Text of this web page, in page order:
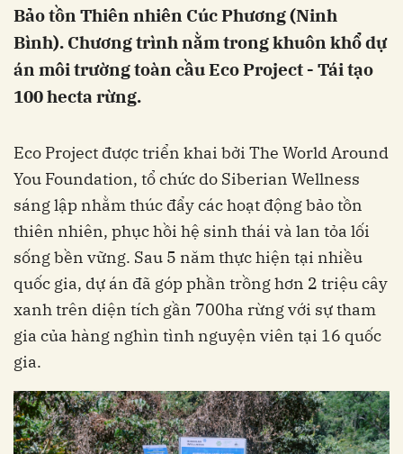
Bảo tồn Thiên nhiên Cúc Phương (Ninh
Bình). Chương trình nằm trong khuôn khổ dự
án môi trường toàn cầu Eco Project - Tái tạo
100 hecta rừng.
Eco Project được triển khai bởi The World Around
You Foundation, tổ chức do Siberian Wellness
sáng lập nhằm thúc đẩy các hoạt động bảo tồn
thiên nhiên, phục hồi hệ sinh thái và lan tỏa lối
sống bền vững. Sau 5 năm thực hiện tại nhiều
quốc gia, dự án đã góp phần trồng hơn 2 triệu cây
xanh trên diện tích gần 700ha rừng với sự tham
gia của hàng nghìn tình nguyện viên tại 16 quốc
gia.